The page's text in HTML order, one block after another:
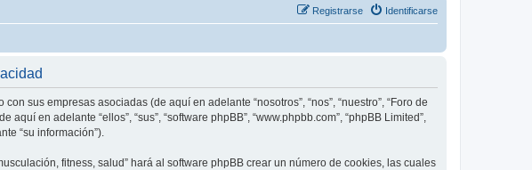
Identificarse
Registrarse
sus empresas asociadas (de aquí en adelante “nosotros”, “nos”, “nuestro”, “Foro de
en adelante “ellos”, “sus”, “software phpBB”, “www.phpbb.com”, “phpBB Limited”,
“su información”).
fitness, salud” hará al software phpBB crear un número de cookies, las cuales